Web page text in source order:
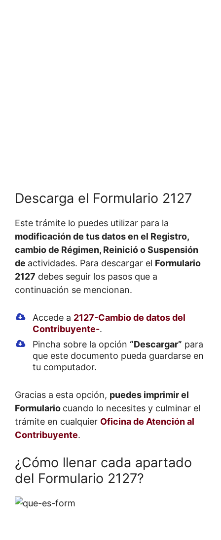
Descarga el Formulario 2127
Este trámite lo puedes utilizar para la
modificación de tus datos en el Registro,
cambio de Régimen, Reinició o Suspensión
de actividades. Para descargar el Formulario
2127 debes seguir los pasos que a
continuación se mencionan.
Accede a 2127-Cambio de datos del
Contribuyente-.
Pincha sobre la opción “Descargar” para
que este documento pueda guardarse en
tu computador.
Gracias a esta opción, puedes imprimir el
Formulario cuando lo necesites y culminar el
trámite en cualquier Oficina de Atención al
Contribuyente.
¿Cómo llenar cada apartado
del Formulario 2127?